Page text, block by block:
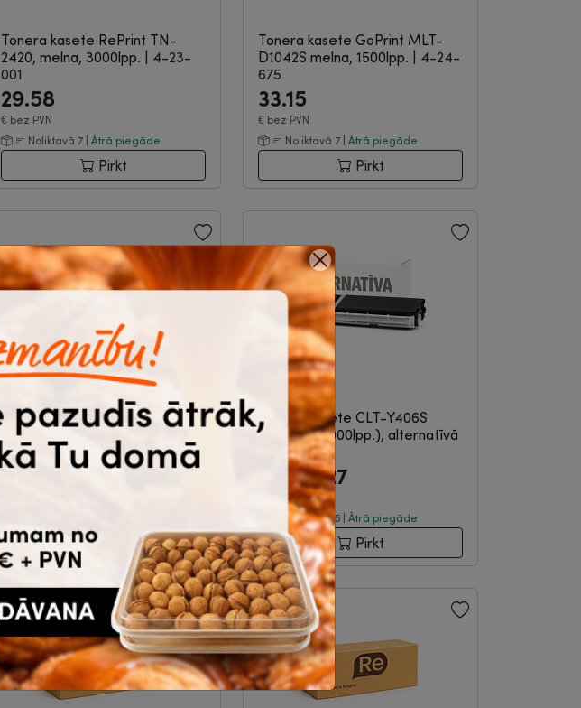
Tonera kasete RePrint TN-
2420, melna, 3000lpp.
4-23-
001
29.58
€ bez PVN
Noliktavā 7 | Ātrā piegāde
Pirkt
Tonera kasete GoPrint MLT-
D1042S melna, 1500lpp.
4-24-
675
33.15
€ bez PVN
Noliktavā 7 | Ātrā piegāde
Pirkt
Lāzerprintera kasete Pantum
PA-210 (PA210), melns,
(1600lpp.), a...
|4-12-773
66.74
Pirkt
Tonera kasete CLT-Y406S
dzeltens (1000lpp.), alternatīvā
4-09-043
28.27
bez PVN
Noliktavā 5 | Ātrā piegāde
Pirkt